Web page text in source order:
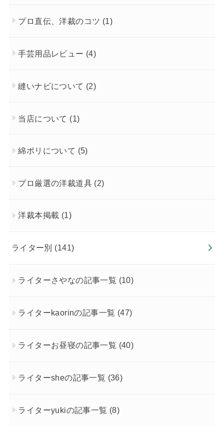
プロ直伝、洋裁のコツ (1)
手芸用品レビュー (4)
縫いナビについて (2)
当店について (1)
綿ポリについて (5)
プロ厳選の洋裁道具 (2)
洋裁本掲載 (1)
ライター別 (141)
ライターさやなの記事一覧 (10)
ライターkaorinの記事一覧 (47)
ライターお昼寝の記事一覧 (40)
ライターsheの記事一覧 (36)
ライターyukiの記事一覧 (8)